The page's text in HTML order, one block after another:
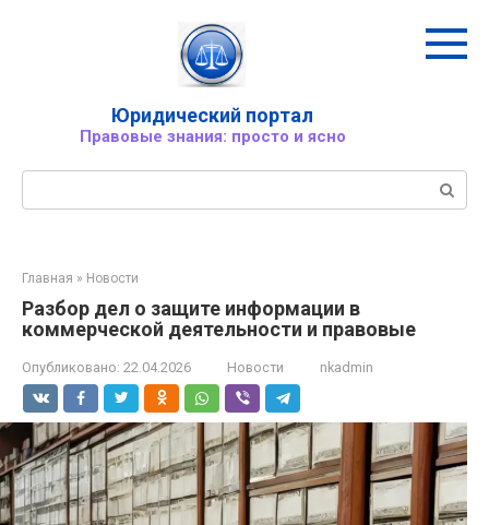
Юридический портал
Правовые знания: просто и ясно
Главная » Новости
Разбор дел о защите информации в
коммерческой деятельности и правовые
Опубликовано: 22.04.2026 Новости nkadmin